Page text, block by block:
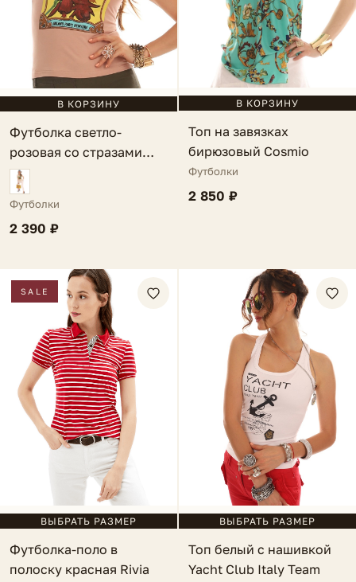
В КОРЗИНУ
Футболка светло-
розовая со стразами
Forza Viva
Футболки
2 390 ₽
В КОРЗИНУ
Топ на завязках
бирюзовый Cosmio
Футболки
2 850 ₽
SALE
ВЫБРАТЬ РАЗМЕР
Футболка-поло в
полоску красная Rivia
ВЫБРАТЬ РАЗМЕР
Топ белый с нашивкой
Yacht Club Italy Team